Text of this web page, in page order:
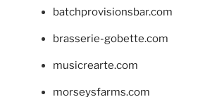
batchprovisionsbar.com
brasserie-gobette.com
musicrearte.com
morseysfarms.com